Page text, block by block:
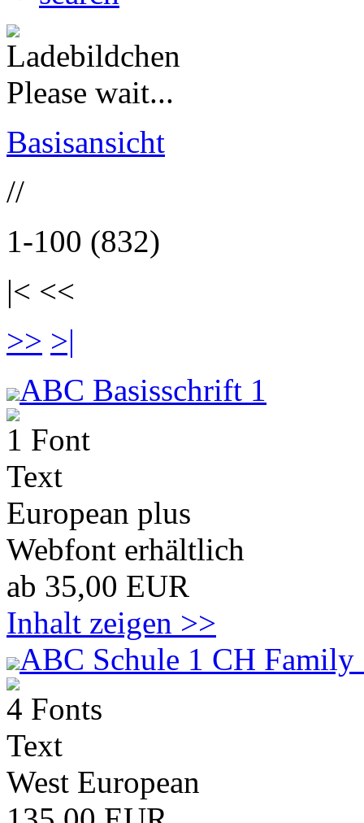
Please wait...
Basisansicht
//
1-100 (832)
|< <<
>> >|
ABC Basisschrift 1
1 Font
Text
European plus
Webfont erhältlich
ab 35,00 EUR
Inhalt zeigen >>
ABC Schule 1 CH Family
4 Fonts
Text
West European